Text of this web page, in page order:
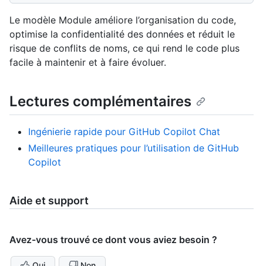
Le modèle Module améliore l’organisation du code,
optimise la confidentialité des données et réduit le
risque de conflits de noms, ce qui rend le code plus
facile à maintenir et à faire évoluer.
Lectures complémentaires
Ingénierie rapide pour GitHub Copilot Chat
Meilleures pratiques pour l’utilisation de GitHub
Copilot
Aide et support
Avez-vous trouvé ce dont vous aviez besoin ?